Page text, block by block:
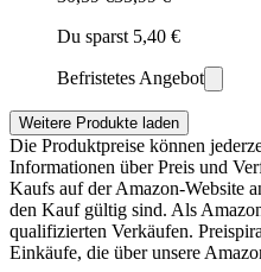
Du sparst 5,40 €
Befristetes Angebot
Weitere Produkte laden
Die Produktpreise können
Informationen über Preis und
Kaufs auf der Amazon-Website
den Kauf gültig sind. Als
qualifizierten Verkäufen.
Einkäufe, die über unsere